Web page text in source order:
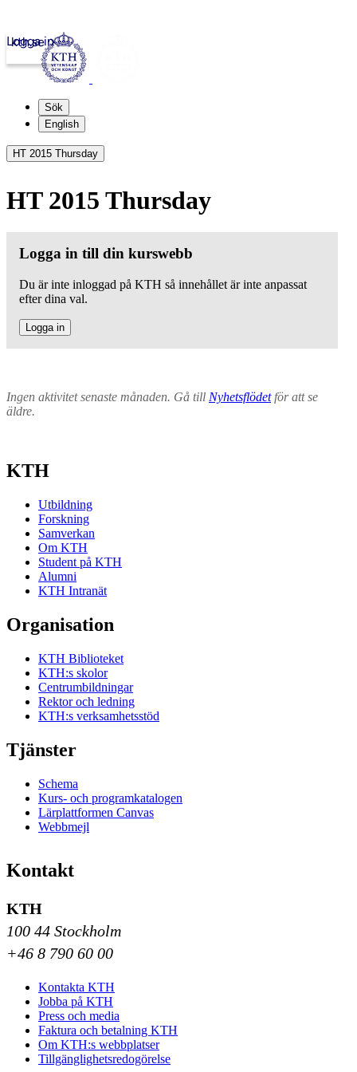
kth.se
Logga in
Sök
English
HT 2015 Thursday
HT 2015 Thursday
Logga in till din kurswebb
Du är inte inloggad på KTH så innehållet är inte anpassat
efter dina val.
Logga in
Ingen aktivitet senaste månaden. Gå till Nyhetsflödetför att se
äldre.
KTH
Utbildning
Forskning
Samverkan
Om KTH
Student på KTH
Alumni
KTH Intranät
Organisation
KTH Biblioteket
KTH:s skolor
Centrumbildningar
Rektor och ledning
KTH:s verksamhetsstöd
Tjänster
Schema
Kurs- och programkatalogen
Lärplattformen Canvas
Webbmejl
Kontakt
KTH
100 44 Stockholm
+46 8 790 60 00
Kontakta KTH
Jobba på KTH
Press och media
Faktura och betalning KTH
Om KTH:s webbplatser
Tillgänglighetsredogörelse